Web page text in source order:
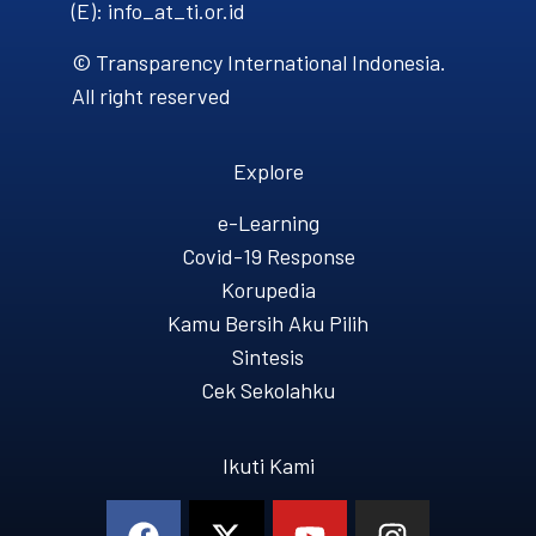
(E): info_at_ti.or.id
© Transparency International Indonesia.
All right reserved
Explore
e-Learning
Covid-19 Response
Korupedia
Kamu Bersih Aku Pilih
Sintesis
Cek Sekolahku
Ikuti Kami